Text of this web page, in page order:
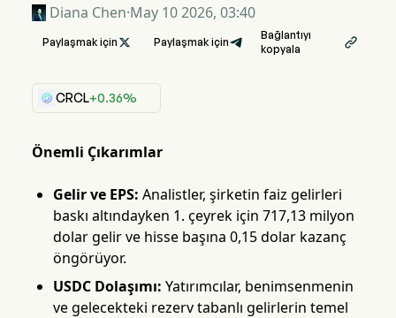
Diana Chen·May 10 2026, 03:40
Paylaşmak için  Paylaşmak için
Bağlantıyı
kopyala

CRCL+0.36%
Önemli Çıkarımlar
Gelir ve EPS: Analistler, şirketin faiz gelirleri
baskı altındayken 1. çeyrek için 717,13 milyon
dolar gelir ve hisse başına 0,15 dolar kazanç
öngörüyor.
USDC Dolaşımı: Yatırımcılar, benimsenmenin
ve gelecekteki rezerv tabanlı gelirlerin temel